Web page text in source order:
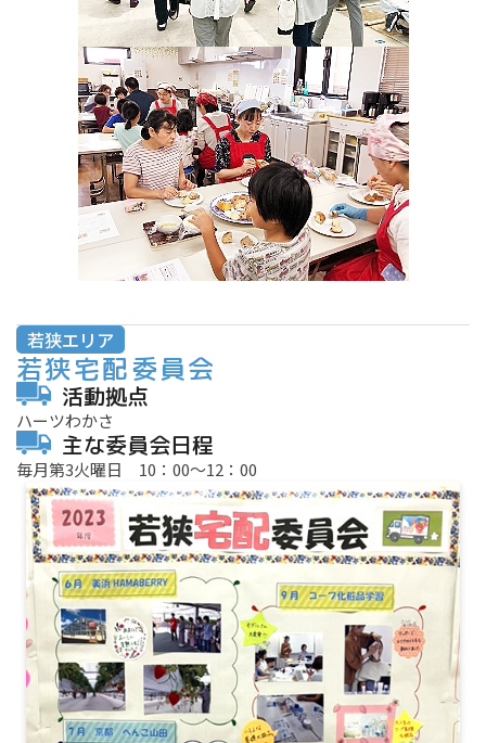
若狭エリア
若狭宅配委員会
活動拠点
ハーツわかさ
主な委員会日程
毎月第3火曜日 10：00～12：00